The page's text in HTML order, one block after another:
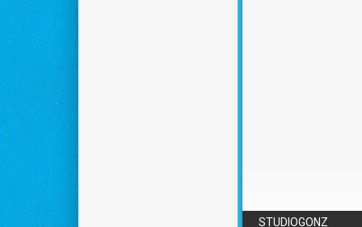
STUDIOGONZ